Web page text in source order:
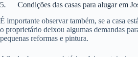
5. Condições das casas para alugar em
É importante observar também, se a casa
o proprietário deixou algumas demandas
pequenas reformas e pintura.